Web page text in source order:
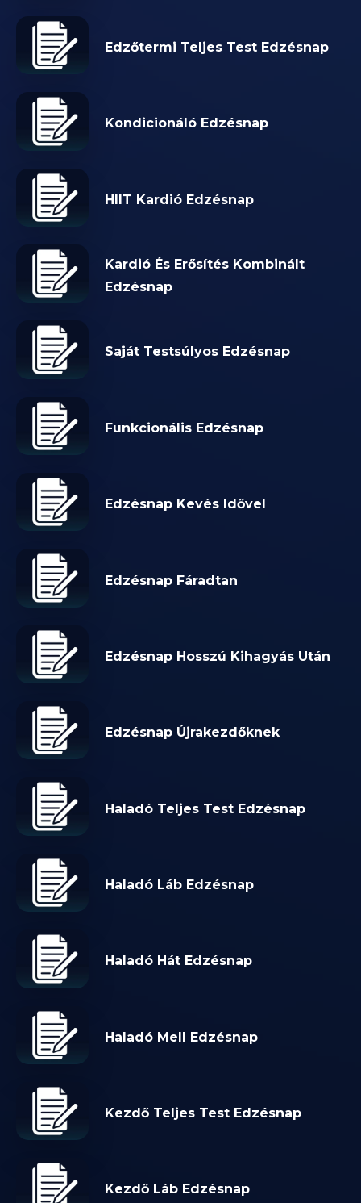
Edzőtermi Teljes Test Edzésnap
Kondicionáló Edzésnap
HIIT Kardió Edzésnap
Kardió És Erősítés Kombinált
Edzésnap
Saját Testsúlyos Edzésnap
Funkcionális Edzésnap
Edzésnap Kevés Idővel
Edzésnap Fáradtan
Edzésnap Hosszú Kihagyás Után
Edzésnap Újrakezdőknek
Haladó Teljes Test Edzésnap
Haladó Láb Edzésnap
Haladó Hát Edzésnap
Haladó Mell Edzésnap
Kezdő Teljes Test Edzésnap
Kezdő Láb Edzésnap